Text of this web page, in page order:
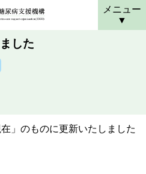
メニュー
した
」のものに更新いたしました